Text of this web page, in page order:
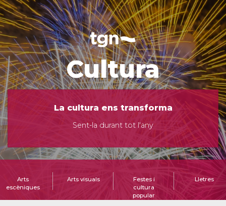
Cultura
La cultura ens transforma
Sent-la durant tot l'any
Arts
escèniques
Arts visuals
Festes i
cultura
popular
Lletres